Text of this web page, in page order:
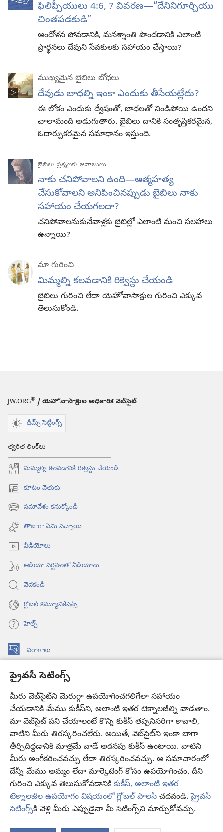
ప్రైవసీ సెటింగ్స్
మీరు వెబ్‌సైట్‌ని మెరుగ్గా ఉపయోగించగలిగేలా సహాయం
చేయడానికి మేము కుకీస్‌ని, అలాంటి ఇతర టెక్నాలజీల్ని వాడతాం.
మా వెబ్‌సైట్‌ పని చేయాలంటే కొన్ని కుకీస్‌ తప్పనిసరిగా కావాలి,
వాటిని మీరు తిరస్కరించలేరు. అయితే, వెబ్‌సైట్‌ని ఇంకా బాగా
తీర్చిదిద్దడానికి మాత్రమే వాడే అదనపు కుకీస్‌ ఉంటాయి. వాటిని
మీరు అంగీకరించవచ్చు లేదా తిరస్కరించవచ్చు. ఆ సమాచారంలో
దేన్నీ మేము అమ్మం లేదా మార్కెటింగ్‌ కోసం ఉపయోగించం. దీని
గురించి ఎక్కువ తెలుసుకోవడానికి కుకీస్, అలాంటి ఇతర
టెక్నాలజీల ఉపయోగం విషయంలో గ్లోబల్ పాలసీ చదవండి.ప్రైవసీ
సెటింగ్స్‌కి వెళ్లి మీరు ఎప్పుడైనా మీ సెటింగ్స్‌ని మార్చుకోవచ్చు.
ఫిలిప్పీయులు 4:6, 7 వివరణ​—“దేనినిగూర్చియు
చింతపడకుడి”
ఆందోళన పోవడానికి, మనశ్శాంతి పొందడానికి ఎలాంటి
ప్రార్థనలు దేవుని సేవకులకు సహాయం చేస్తాయి?
ముఖ్యమైన బైబిలు బోధలు
దేవుడు బాధల్ని ఇంకా ఎందుకు తీసేయట్లేదు?
ఈ లోకం ఎందుకు ద్వేషంతో, బాధలతో నిండిపోయి ఉందని
చాలామంది అడుగుతారు. బైబిలు దానికి సంతృప్తికరమైన,
ఓదార్పుకరమైన సమాధానం ఇస్తుంది.
బైబిలు ప్రశ్నలకు జవాబులు
నాకు చనిపోవాలని ఉంది—ఆత్మహత్య
చేసుకోవాలని అనిపించినప్పుడు బైబిలు నాకు
సహాయం చేయగలదా?
చనిపోవాలనుకునేవాళ్లకు బైబిల్లో ఎలాంటి మంచి సలహాలు
ఉన్నాయి?
మా గురించి
మిమ్మల్ని కలవడానికి రిక్వెస్టు చేయండి
బైబిలు గురించి లేదా యెహోవాసాక్షుల గురించి ఎక్కువ
తెలుసుకోండి.
JW.ORG® / యెహోవాసాక్షుల అధికారిక వెబ్‌సైట్‌
థీమ్స్ సెట్టింగ్స్
త్వరిత లింక్‌లు
మిమ్మల్ని కలవడానికి రిక్వెస్టు చేయండి
కూటం వెతుకు
(కొత్త
విండో
ఓపెన్‌
అవుతుంది)
సమావేశం కనుక్కోండి
(కొత్త
విండో
ఓపెన్‌
అవుతుంది)
తాజాగా ఏమి వచ్చాయి
వీడియోలు
ఆడియో వర్ణనలతో వీడియోలు
వెదకండి
గ్లోబల్‌ కమ్యూనికేషన్స్‌
హెల్ప్‌
విరాళాలు
(కొత్త
ఓపెన్‌ కావలికోట ఆన్‌లైన్‌ లైబ్రరీ
(కొత్త
విండో
ఓపెన్‌
అవుతుంది)
JW Hub®
(కొత్త
విండో
ఓపెన్‌
అవుతుంది)
JW లైబ్రరీ
కావలికోట లైబ్రరీ
Copyright© 2026 Watch Tower Bible and Tract Society of Pennsylvania.
వినియోగంపై షరతులు| ప్రైవసీ పాలసీ| ప్రైవసీ సెటింగ్స్